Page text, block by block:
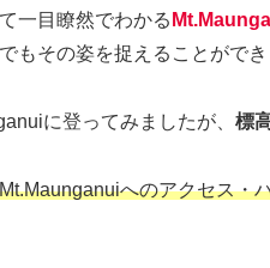
一目瞭然でわかる
もその姿を捉えることができ
に登ってみましたが、 標
Mt.Maunganuiへのアクセス・